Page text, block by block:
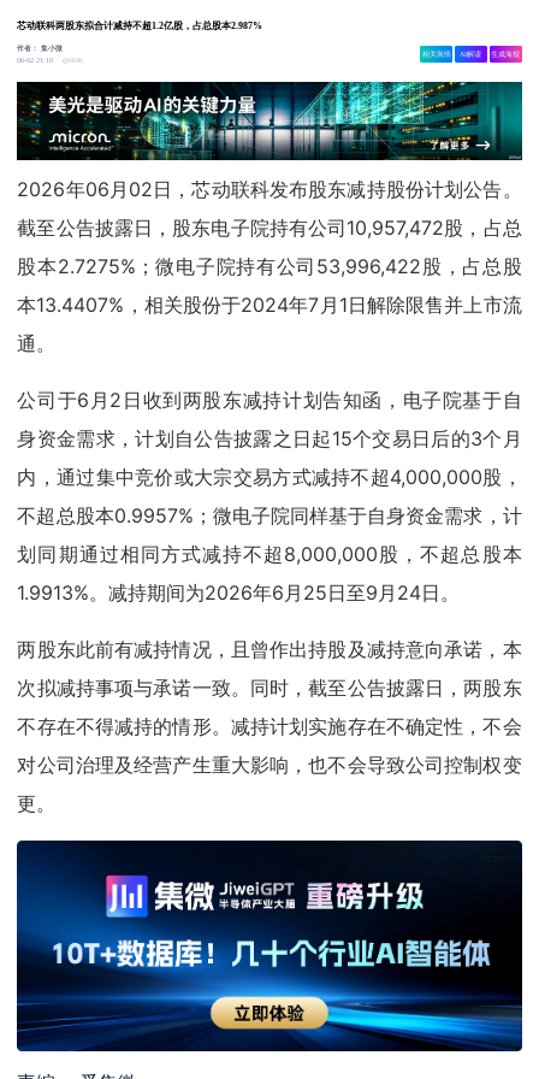
芯动联科两股东拟合计减持不超1.2亿股，占总股本2.987%
作者：集小微
06-02 21:10
6846
相关舆情 AI解读 生成海报
2026年06月02日，芯动联科发布股东减持股份计划公告。
截至公告披露日，股东电子院持有公司10,957,472股，占总
股本2.7275%；微电子院持有公司53,996,422股，占总股
本13.4407%，相关股份于2024年7月1日解除限售并上市流
通。
公司于6月2日收到两股东减持计划告知函，电子院基于自
身资金需求，计划自公告披露之日起15个交易日后的3个月
内，通过集中竞价或大宗交易方式减持不超4,000,000股，
不超总股本0.9957%；微电子院同样基于自身资金需求，计
划同期通过相同方式减持不超8,000,000股，不超总股本
1.9913%。减持期间为2026年6月25日至9月24日。
两股东此前有减持情况，且曾作出持股及减持意向承诺，本
次拟减持事项与承诺一致。同时，截至公告披露日，两股东
不存在不得减持的情形。减持计划实施存在不确定性，不会
对公司治理及经营产生重大影响，也不会导致公司控制权变
更。